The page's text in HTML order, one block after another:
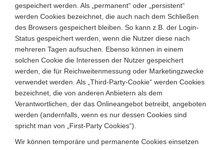
gespeichert werden. Als „permanent“ oder „persistent“
werden Cookies bezeichnet, die auch nach dem Schließen
des Browsers gespeichert bleiben. So kann z.B. der Login-
Status gespeichert werden, wenn die Nutzer diese nach
mehreren Tagen aufsuchen. Ebenso können in einem
solchen Cookie die Interessen der Nutzer gespeichert
werden, die für Reichweitenmessung oder Marketingzwecke
verwendet werden. Als „Third-Party-Cookie“ werden Cookies
bezeichnet, die von anderen Anbietern als dem
Verantwortlichen, der das Onlineangebot betreibt, angeboten
werden (andernfalls, wenn es nur dessen Cookies sind
spricht man von „First-Party Cookies“).
Wir können temporäre und permanente Cookies einsetzen